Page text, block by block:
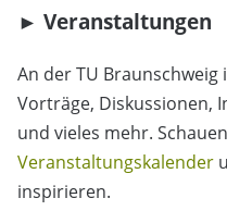
► Veranstaltungen
An der TU Braunschweig
Vorträge, Diskussionen,
und vieles mehr.
Veranstaltungskalender
inspirieren.